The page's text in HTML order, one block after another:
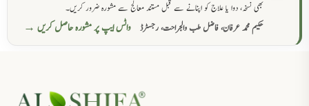
بھی نسخہ، دوا یا علاج کو اپنانے سے قبل مستند معالج سے مشورہ ضرور کریں۔
حکیم محمد عرفان، فاضل طب والجراحت، رجسٹرڈ
واٹس ایپ پر مشورہ حاصل کریں →